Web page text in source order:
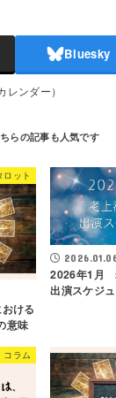
Bluesky
ンダー）
ロット
ける
意味
2026年1月
出演スケジ
コラム